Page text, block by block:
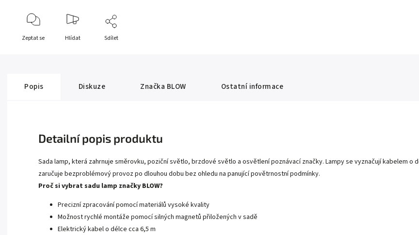
Zeptat se Hlídat Sdílet
Popis Diskuze Značka BLOW Ostatní informace
Detailní popis produktu
Sada lamp, která zahrnuje směrovku, poziční světlo, brzdové světlo a osvětlení poznávací značky. Lampy se vyznačují kabelem o
zaručuje bezproblémový provoz po dlouhou dobu bez ohledu na panující povětrnostní podmínky.
Proč si vybrat sadu lamp značky BLOW?
Precizní zpracování pomocí materiálů vysoké kvality
Možnost rychlé montáže pomocí silných magnetů přiložených v sadě
Elektrický kabel o délce cca 6,5 m